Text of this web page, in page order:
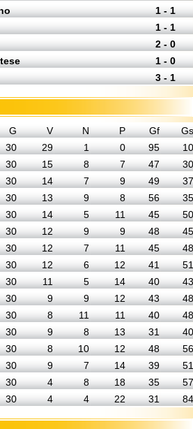
1 - 1
1 - 1
2 - 0
1 - 0
3 - 1
G V N P Gf
Gs
30 29 1 0 95
10
30 15 8 7 47
30
30 14 7 9 49
37
30 13 9 8 56
35
30 14 5 11 45
50
30 12 9 9 48
45
30 12 7 11 45
48
30 12 6 12 41
51
30 11 5 14 40
43
30 9 9 12 43
48
30 8 11 11 40
48
30 9 8 13 31
40
30 8 10 12 48
56
30 9 7 14 39
51
30 4 8 18 35
57
30 4 4 22 31 84